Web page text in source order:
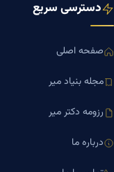
دسترسی سریع
صفحه اصلی
مجله بنیاد میر
رزومه دکتر میر
درباره ما